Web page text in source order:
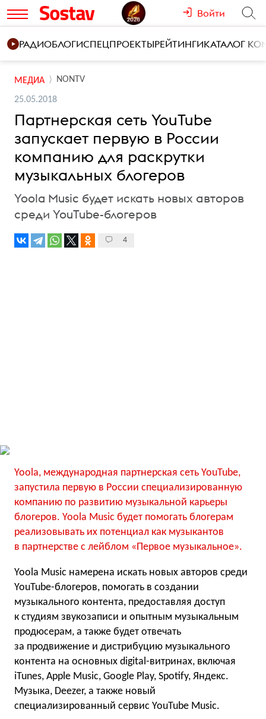
Войти
РАДИОБЛОГИСПЕЦПРОЕКТЫРЕЙТИНГИКАТАЛОГ
МЕДИА NONTV
25.05.2018
Партнерская сеть YouTube
запускает первую в России
компанию для раскрутки
музыкальных блогеров
Yoola Music будет искать новых авторов
среди YouTube-блогеров
4
Yoola, международная партнерская сеть YouTube,
запустила первую в Рoссии специализированную
компанию по развитию музыкальной карьеры
блогеров. Yoola Music будет помогать блогерам
реализовывать их потенциал как музыкантов
в партнерстве с лейблом «Первое музыкальное».
Yoola Music намерена искать новых авторов среди
YouTube-блогеров, помогать в создании
музыкального контента, предоставляя доступ
к студиям звукозаписи и опытным музыкальным
продюсерам, а также будет отвечать
за продвижение и дистрибуцию музыкального
контента на основных digital-витринах, включая
iTunes, Apple Music, Google Play, Spotify, Яндекс.
Музыка, Deezer, а также новый
специализированный сервис YouTube Music.